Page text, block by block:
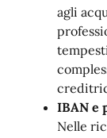
agli
IBAN e
Nelle